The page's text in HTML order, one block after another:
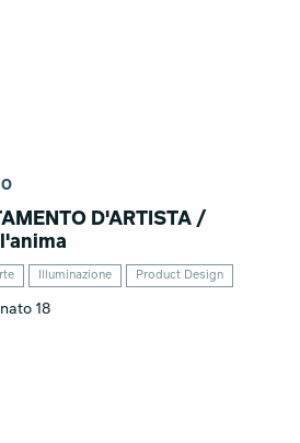
D'ARTISTA /
Illuminazione Product Design
18